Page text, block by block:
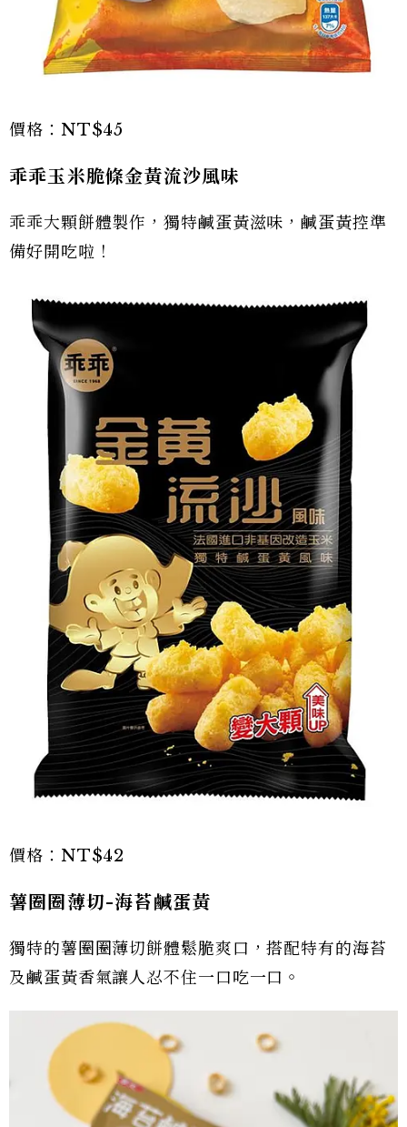
價格：NT$45
乖乖玉米脆條金黃流沙風味
乖乖大顆餅體製作，獨特鹹蛋黃滋味，鹹蛋黃控準
備好開吃啦！
價格：NT$42
薯圈圈薄切-海苔鹹蛋黃
獨特的薯圈圈薄切餅體鬆脆爽口，搭配特有的海苔
及鹹蛋黃香氣讓人忍不住一口吃一口。